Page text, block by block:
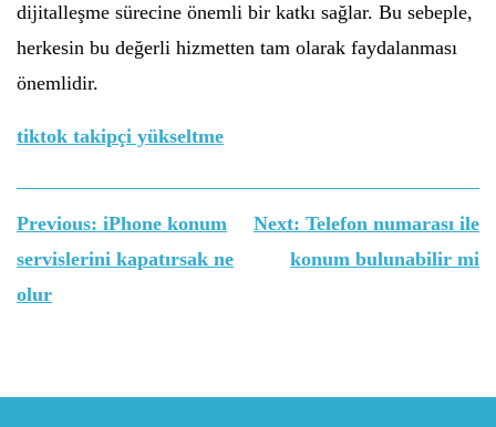
dijitalleşme sürecine önemli bir katkı sağlar. Bu sebeple,
herkesin bu değerli hizmetten tam olarak faydalanması
önemlidir.
tiktok takipçi yükseltme
Yazı
gezinmesi
Previous: iPhone konum
servislerini kapatırsak ne
olur
Next: Telefon numarası ile
konum bulunabilir mi